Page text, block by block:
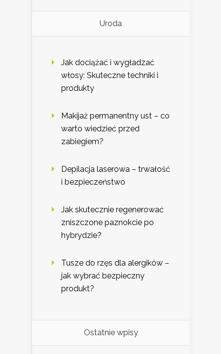
Uroda
Jak dociążać i wygładzać
włosy: Skuteczne techniki i
produkty
Makijaż permanentny ust – co
warto wiedzieć przed
zabiegiem?
Depilacja laserowa – trwałość
i bezpieczeństwo
Jak skutecznie regenerować
zniszczone paznokcie po
hybrydzie?
Tusze do rzęs dla alergików –
jak wybrać bezpieczny
produkt?
Ostatnie wpisy